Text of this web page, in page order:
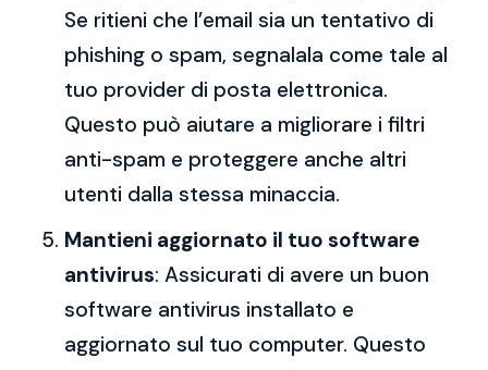
Se ritieni che l’email sia un tentativo di
phishing o spam, segnalala come tale al
tuo provider di posta elettronica.
Questo può aiutare a migliorare i filtri
anti-spam e proteggere anche altri
utenti dalla stessa minaccia.
Mantieni aggiornato il tuo software
antivirus: Assicurati di avere un buon
software antivirus installato e
aggiornato sul tuo computer. Questo